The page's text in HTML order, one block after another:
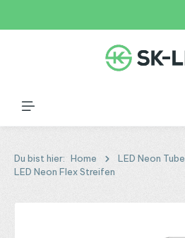
Du bist hier: Home
LED Neon Tube
LED Neon Flex Streifen